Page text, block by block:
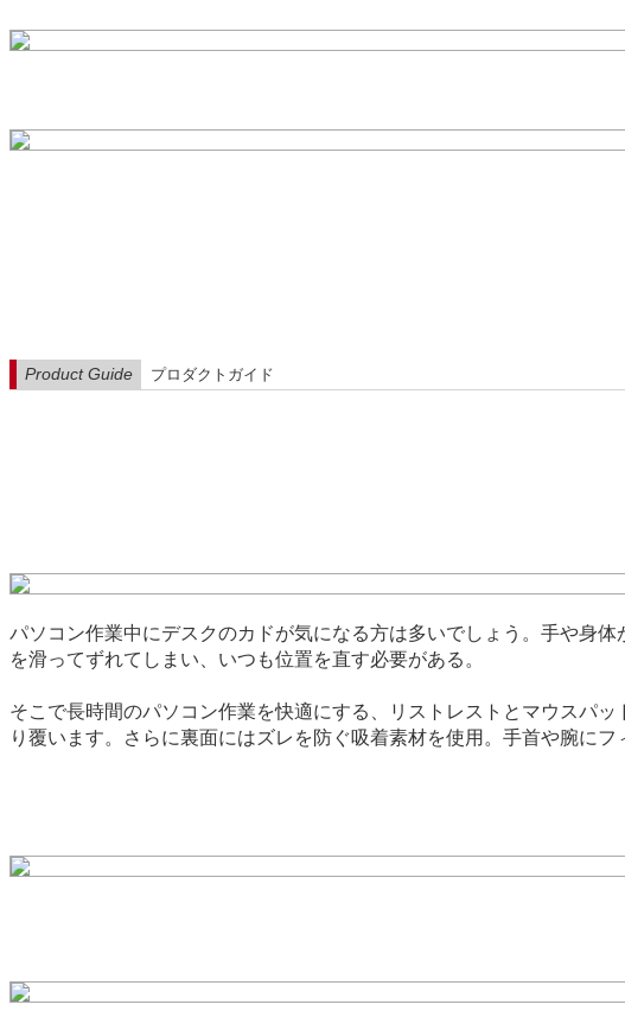
Product Guide プロダクトガイド
パソコン作業中にデスクのカドが気になる方は多いでしょう。手や身
を滑ってずれてしまい、いつも位置を直す必要がある。
そこで長時間のパソコン作業を快適にする、リストレストとマウスパ
り覆います。さらに裏面にはズレを防ぐ吸着素材を使用。手首や腕に